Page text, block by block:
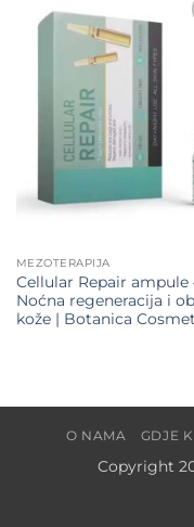
MEZOTERAPIJA
Cellular Repair ampule
Noćna regeneracija i
kože | Botanica
O NAMA GDJE
Copyright